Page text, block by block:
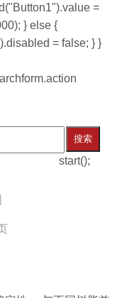
=
} else {
= false; } }
搜索
start();